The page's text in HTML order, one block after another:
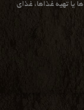
تهیه غذاها، غذای